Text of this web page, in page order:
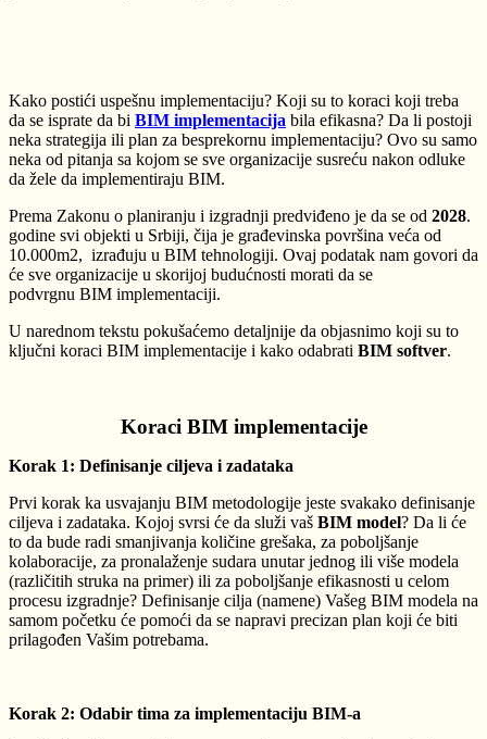
Kako postići uspešnu implementaciju? Koji su to koraci koji treba
da se isprate da bi BIM implementacija bila efikasna? Da li postoji
neka strategija ili plan za besprekornu implementaciju? Ovo su samo
neka od pitanja sa kojom se sve organizacije susreću nakon odluke
da žele da implementiraju BIM.
Prema Zakonu o planiranju i izgradnji predviđeno je da se od 2028.
godine svi objekti u Srbiji, čija je građevinska površina veća od
10.000m2, izrađuju u BIM tehnologiji. Ovaj podatak nam govori da
će sve organizacije u skorijoj budućnosti morati da se
podvrgnu BIM implementaciji.
U narednom tekstu pokušaćemo detaljnije da objasnimo koji su to
ključni koraci BIM implementacije i kako odabrati BIM softver.
Koraci BIM implementacije
Korak 1: Definisanje ciljeva i zadataka
Prvi korak ka usvajanju BIM metodologije jeste svakako definisanje
ciljeva i zadataka. Kojoj svrsi će da služi vaš BIM model? Da li će
to da bude radi smanjivanja količine grešaka, za poboljšanje
kolaboracije, za pronalaženje sudara unutar jednog ili više modela
(različitih struka na primer) ili za poboljšanje efikasnosti u celom
procesu izgradnje? Definisanje cilja (namene) Vašeg BIM modela na
samom početku će pomoći da se napravi precizan plan koji će biti
prilagođen Vašim potrebama.
Korak 2: Odabir tima za implementaciju BIM-a